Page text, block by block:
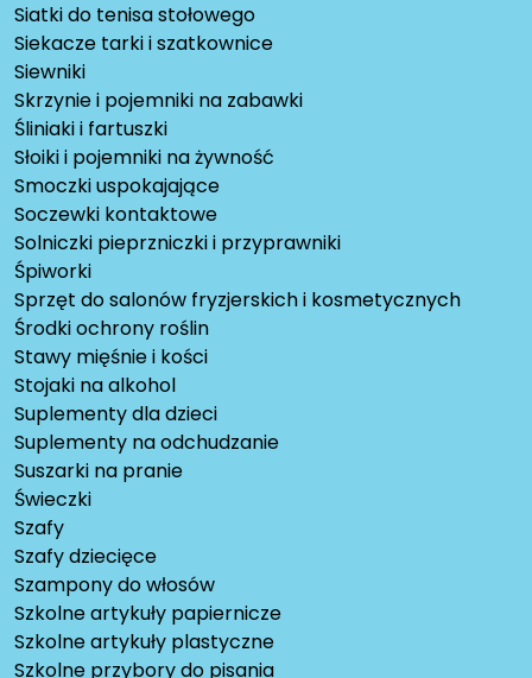
Siatki do tenisa stołowego
Siekacze tarki i szatkownice
Siewniki
Skrzynie i pojemniki na zabawki
Śliniaki i fartuszki
Słoiki i pojemniki na żywność
Smoczki uspokajające
Soczewki kontaktowe
Solniczki pieprzniczki i przyprawniki
Śpiworki
Sprzęt do salonów fryzjerskich i kosmetycznych
Środki ochrony roślin
Stawy mięśnie i kości
Stojaki na alkohol
Suplementy dla dzieci
Suplementy na odchudzanie
Suszarki na pranie
Świeczki
Szafy
Szafy dziecięce
Szampony do włosów
Szkolne artykuły papiernicze
Szkolne artykuły plastyczne
Szkolne przybory do pisania